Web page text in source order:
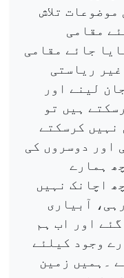
تلاش
مقامی
جائے مقامی
ریاستی
لینے اور
ہیں تو
نہیں کرسکتے
اور دوسروں کی
ہمارے
اچانک نہیں
آبیاری
اور اب ہم
وجود کیلئے
۔ہمیں زمین